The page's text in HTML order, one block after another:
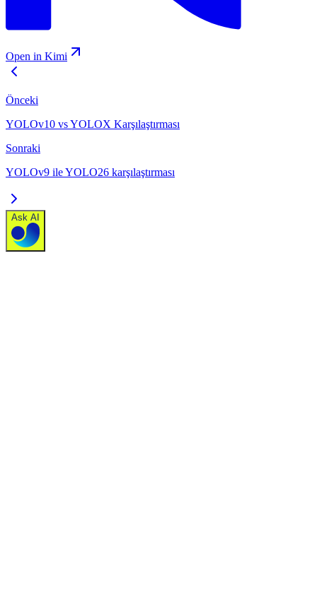
Open in Kimi
Önceki
YOLOv10 vs YOLOX Karşılaştırması
Sonraki
YOLOv9 ile YOLO26 karşılaştırması
Ask AI